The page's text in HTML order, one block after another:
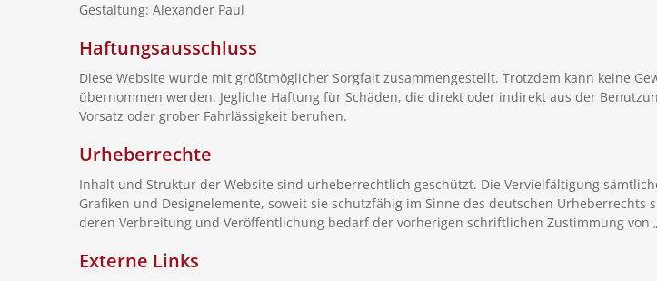
Gestaltung: Alexander Paul
Haftungsausschluss
Diese Website wurde mit größtmöglicher Sorgfalt zusammengestellt. Trotzdem kann keine
übernommen werden. Jegliche Haftung für Schäden, die direkt oder indirekt aus der
Vorsatz oder grober Fahrlässigkeit beruhen.
Urheberrechte
Inhalt und Struktur der Website sind urheberrechtlich geschützt. Die Vervielfältigung
Grafiken und Designelemente, soweit sie schutzfähig im Sinne des deutschen
deren Verbreitung und Veröffentlichung bedarf der vorherigen schriftlichen Zustimmung von
Externe Links